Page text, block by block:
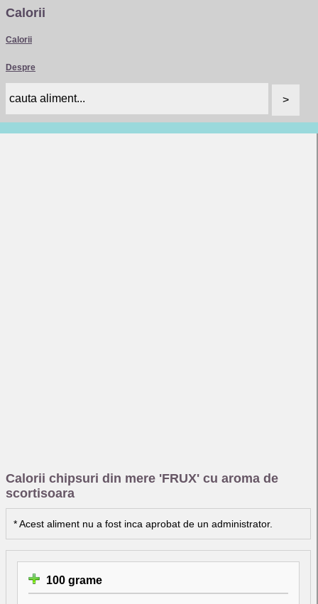
Calorii
Calorii
Despre
Calorii chipsuri din mere 'FRUX' cu aroma de
scortisoara
* Acest aliment nu a fost inca aprobat de un administrator.
100 grame